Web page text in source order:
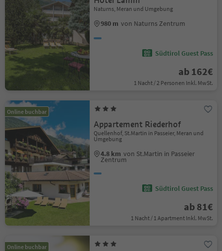
Naturns, Meran und Umgebung
980 m von Naturns Zentrum
Südtirol Guest Pass
ab 162€
1 Nacht / 2 Personen Inkl. MwSt.
Online buchbar
Appartement Riederhof
Quellenhof, St.Martin in Passeier, Meran und
Umgebung
4.8 km von St.Martin in Passeier
Zentrum
Südtirol Guest Pass
ab 81€
1 Nacht / 1 Apartment Inkl. MwSt.
Online buchbar